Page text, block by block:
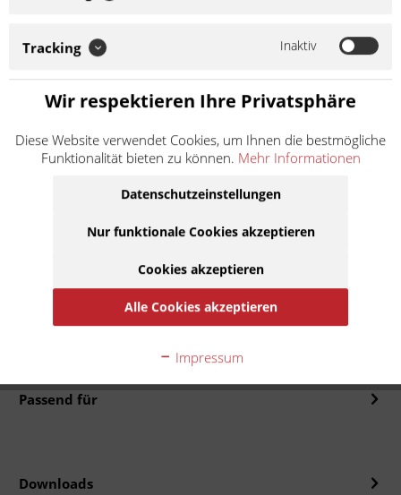
16,90 € *
1 Liter
Lieferzeit ca. 1 Werktag
In denWarenkorb
basiert auf ausgesuchten...mehr
Passend für
Downloads
Tracking Inaktiv
Wir respektieren Ihre Privatsphäre
Diese Website verwendet Cookies, um Ihnen die bestmögliche
Funktionalität bieten zu können. Mehr Informationen
Datenschutzeinstellungen
Nur funktionale Cookies akzeptieren
Cookies akzeptieren
Alle Cookies akzeptieren
Impressum